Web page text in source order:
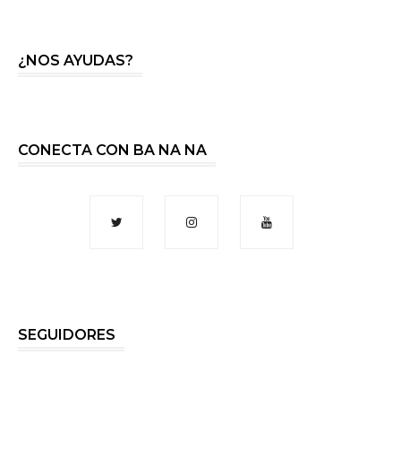
¿NOS AYUDAS?
CONECTA CON BA NA NA
SEGUIDORES